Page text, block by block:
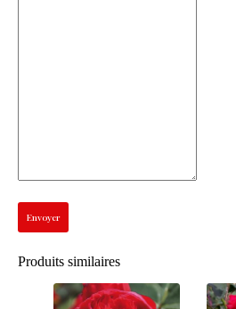
Envoyer
Produits similaires